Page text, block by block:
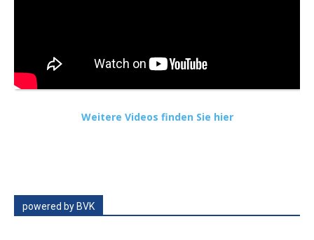
Weitere Videos finden Sie hier
powered by BVK